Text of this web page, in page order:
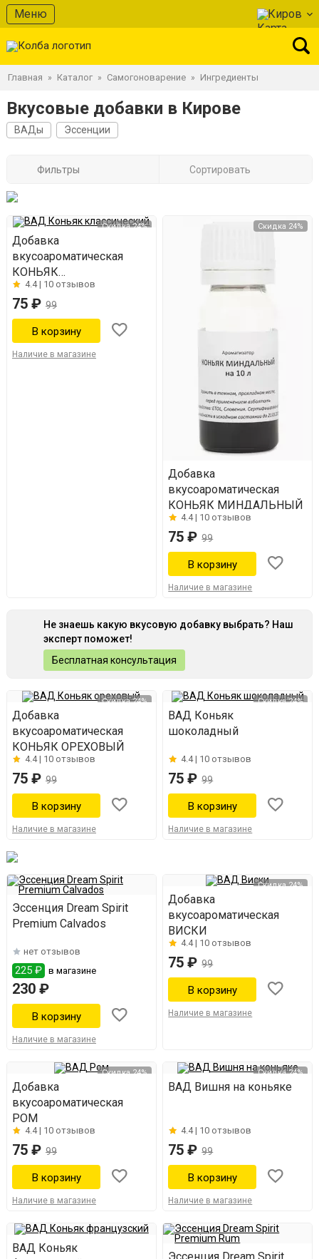
Меню Киров
Главная » Каталог » Самогоноварение » Ингредиенты
Вкусовые добавки в Кирове
ВАДы Эссенции
Фильтры Сортировать
Скидка 24%
Добавка
вкусоароматическая
КОНЬЯК
КЛАССИЧЕСКИЙ
4.4 | 10 отзывов
75 ₽ 99
Наличие в магазине
Скидка 24%
Добавка
вкусоароматическая
КОНЬЯК МИНДАЛЬНЫЙ
4.4 | 10 отзывов
75 ₽ 99
Наличие в магазине
Не знаешь какую вкусовую добавку выбрать? Наш
эксперт поможет!
Бесплатная консультация
Скидка 24%
Добавка
вкусоароматическая
КОНЬЯК ОРЕХОВЫЙ
4.4 | 10 отзывов
75 ₽ 99
Наличие в магазине
Скидка 24%
ВАД Коньяк
шоколадный
4.4 | 10 отзывов
75 ₽ 99
Наличие в магазине
Эссенция Dream Spirit
Premium Calvados
нет отзывов
225 ₽ в магазине
230 ₽
Наличие в магазине
Скидка 24%
Добавка
вкусоароматическая
ВИСКИ
4.4 | 10 отзывов
75 ₽ 99
Наличие в магазине
Скидка 24%
Добавка
вкусоароматическая
РОМ
4.4 | 10 отзывов
75 ₽ 99
Наличие в магазине
Скидка 24%
ВАД Вишня на коньяке
4.4 | 10 отзывов
75 ₽ 99
Наличие в магазине
ВАД Коньяк